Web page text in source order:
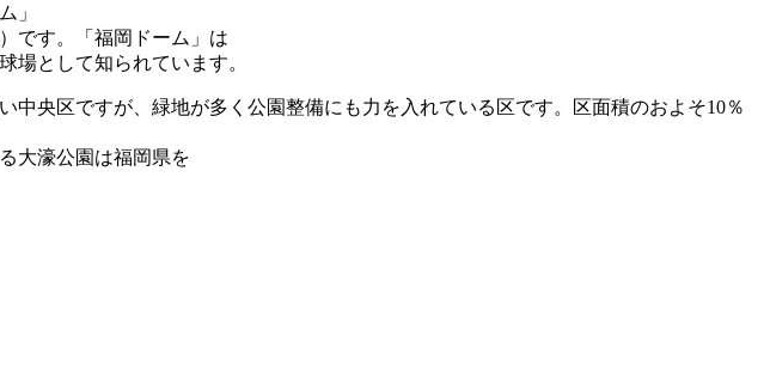
」
です。「福岡ドーム」は
場として知られています。
中央区ですが、緑地が多く公園整備にも力を入れている区です。区面積のおよそ10％
大濠公園は福岡県を